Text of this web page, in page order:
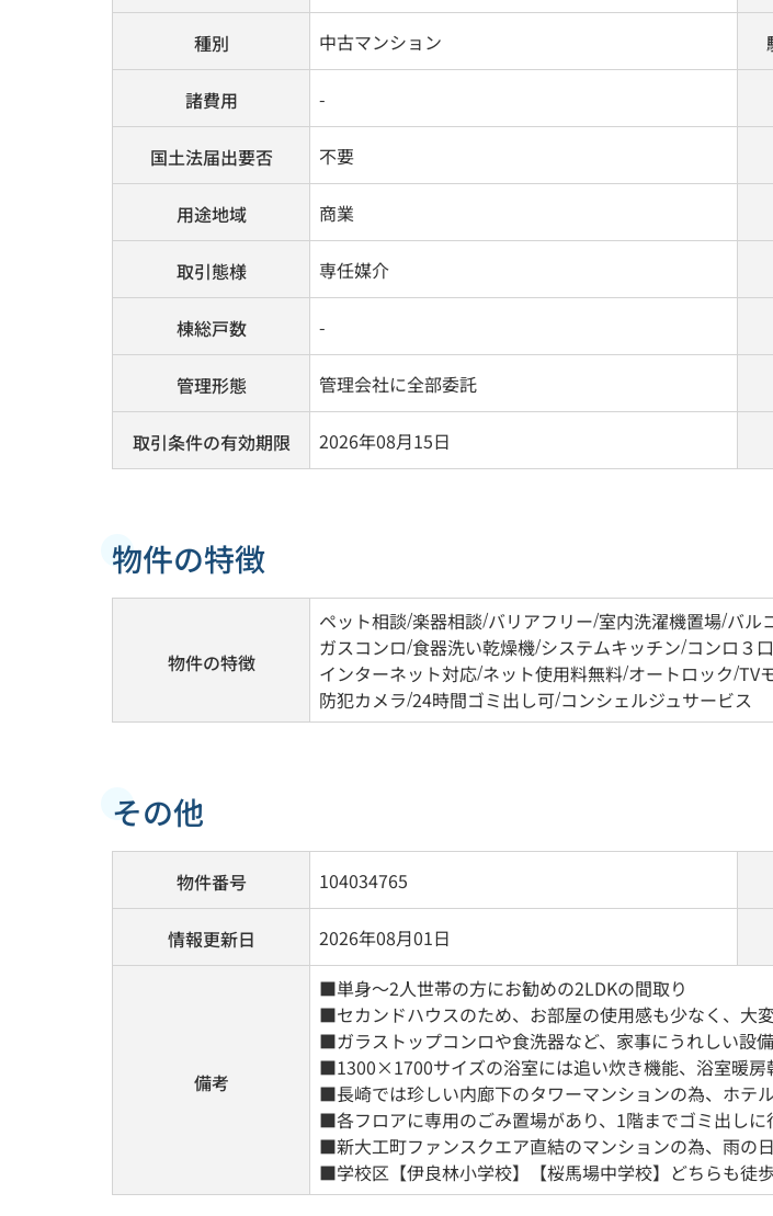
種別 中古マンション
諸費用 -
国土法届出要否 不要
用途地域 商業
取引態様 専任媒介
棟総戸数 -
管理形態 管理会社に全部委託
取引条件の有効期限 2026年08月15日
物件の特徴
物件の特徴
ペット相談/楽器相談/バリアフリー/室内洗濯機置場/バル
ガスコンロ/食器洗い乾燥機/システムキッチン/コンロ３口
インターネット対応/ネット使用料無料/オートロック/TV
防犯カメラ/24時間ゴミ出し可/コンシェルジュサービス
その他
物件番号 104034765
情報更新日 2026年08月01日
備考
■単身～2人世帯の方にお勧めの2LDKの間取り
■セカンドハウスのため、お部屋の使用感も少なく、大変
■ガラストップコンロや食洗器など、家事にうれしい設
■1300×1700サイズの浴室には追い炊き機能、浴室暖房
■長崎では珍しい内廊下のタワーマンションの為、ホテ
■各フロアに専用のごみ置場があり、1階までゴミ出しに
■新大工町ファンスクエア直結のマンションの為、雨の
■学校区【伊良林小学校】【桜馬場中学校】どちらも徒歩